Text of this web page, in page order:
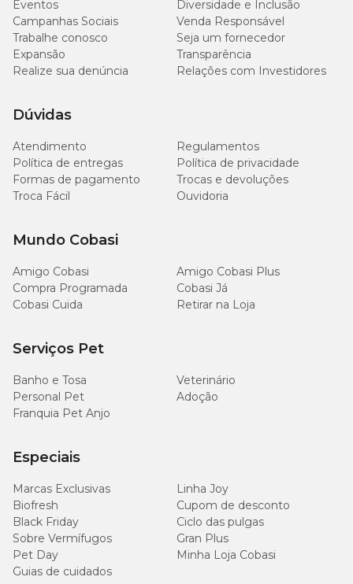
Eventos
Diversidade e Inclusão
Campanhas Sociais
Venda Responsável
Trabalhe conosco
Seja um fornecedor
Expansão
Transparência
Realize sua denúncia
Relações com Investidores
Dúvidas
Atendimento
Regulamentos
Política de entregas
Política de privacidade
Formas de pagamento
Trocas e devoluções
Troca Fácil
Ouvidoria
Mundo Cobasi
Amigo Cobasi
Amigo Cobasi Plus
Compra Programada
Cobasi Já
Cobasi Cuida
Retirar na Loja
Serviços Pet
Banho e Tosa
Veterinário
Personal Pet
Adoção
Franquia Pet Anjo
Especiais
Marcas Exclusivas
Linha Joy
Biofresh
Cupom de desconto
Black Friday
Ciclo das pulgas
Sobre Vermífugos
Gran Plus
Pet Day
Minha Loja Cobasi
Guias de cuidados